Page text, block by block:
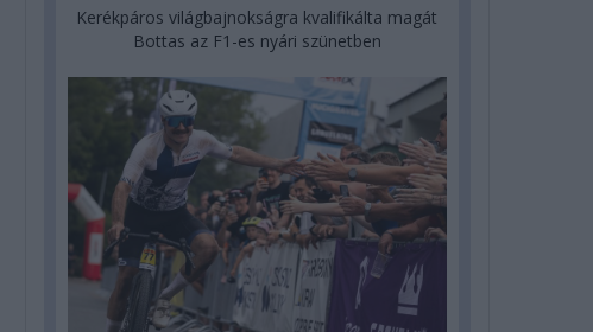
Kerékpáros világbajnokságra kvalifikálta magát
Bottas az F1-es nyári szünetben